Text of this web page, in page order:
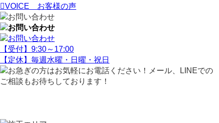
VOICE
お客様の声
【受付】9:30～17:00
【定休】毎週水曜・日曜・祝日